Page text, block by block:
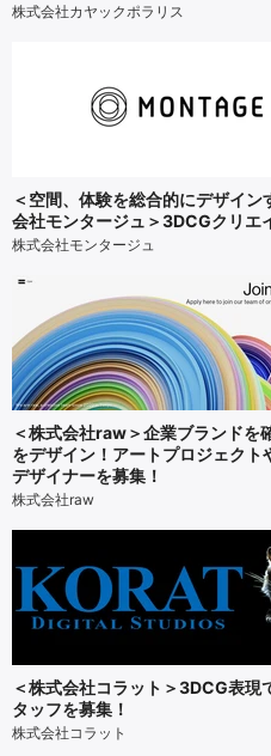
株式会社カヤックポラリス
＜空間、体験を総合的にデザイ
会社モンタージュ＞3DCGクリエ
株式会社モンタージュ
＜株式会社raw＞企業ブランドを
をデザイン！アートプロジェク
デザイナーを募集！
株式会社raw
＜株式会社コラット＞3DCG表現
タッフを募集！
株式会社コラット